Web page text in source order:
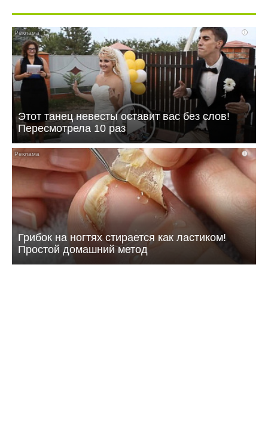
i
Этот танец невесты оставит вас без слов!
Пересмотрела 10 раз
i
Грибок на ногтях стирается как ластиком!
Простой домашний метод